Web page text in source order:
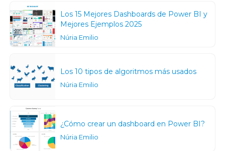
Los 15 Mejores Dashboards de Power BI y
Mejores Ejemplos 2025
Núria Emilio
Los 10 tipos de algoritmos más usados
Núria Emilio
¿Cómo crear un dashboard en Power BI?
Núria Emilio